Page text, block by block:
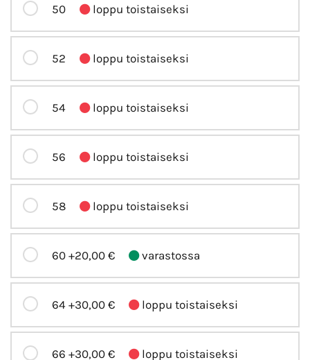
50 loppu toistaiseksi
52 loppu toistaiseksi
54 loppu toistaiseksi
56 loppu toistaiseksi
58 loppu toistaiseksi
60 +20,00 € varastossa
64 +30,00 € loppu toistaiseksi
66 +30,00 € loppu toistaiseksi